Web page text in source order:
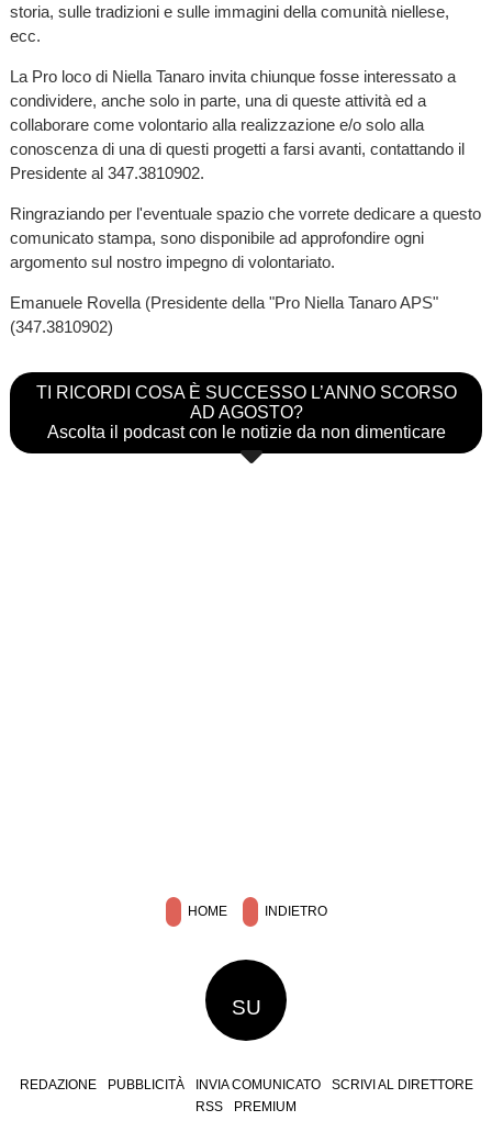
storia, sulle tradizioni e sulle immagini della comunità niellese,
ecc.
La Pro loco di Niella Tanaro invita chiunque fosse interessato a
condividere, anche solo in parte, una di queste attività ed a
collaborare come volontario alla realizzazione e/o solo alla
conoscenza di una di questi progetti a farsi avanti, contattando il
Presidente al 347.3810902.
Ringraziando per l'eventuale spazio che vorrete dedicare a questo
comunicato stampa, sono disponibile ad approfondire ogni
argomento sul nostro impegno di volontariato.
Emanuele Rovella (Presidente della "Pro Niella Tanaro APS"
(347.3810902)
TI RICORDI COSA È SUCCESSO L’ANNO SCORSO
AD AGOSTO?
Ascolta il podcast con le notizie da non dimenticare
HOME INDIETRO
SU
REDAZIONE PUBBLICITÀ INVIA COMUNICATO
SCRIVI AL DIRETTORE
RSS
PREMIUM